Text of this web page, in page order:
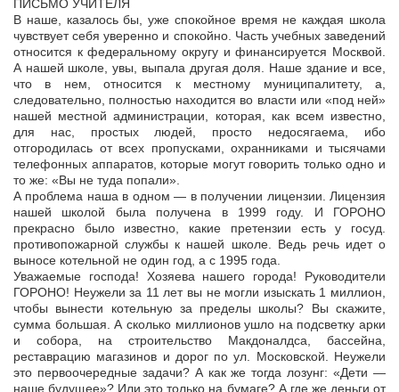
ПИСЬМО УЧИТЕЛЯ
В наше, казалось бы, уже спокойное время не каждая школа
чувствует себя уверенно и спокойно. Часть учебных заведений
относится к федеральному округу и финансируется Москвой.
А нашей школе, увы, выпала другая доля. Наше здание и все,
что в нем, относится к местному муниципалитету, а,
следовательно, полностью находится во власти или «под ней»
нашей местной администрации, которая, как всем известно,
для нас, простых людей, просто недосягаема, ибо
отгородилась от всех пропусками, охранниками и тысячами
телефонных аппаратов, которые могут говорить только одно и
то же: «Вы не туда попали».
А проблема наша в одном — в получении лицензии. Лицензия
нашей школой была получена в 1999 году. И ГОРОНО
прекрасно было известно, какие претензии есть у госуд.
противопожарной службы к нашей школе. Ведь речь идет о
выносе котельной не один год, а с 1995 года.
Уважаемые господа! Хозяева нашего города! Руководители
ГОРОНО! Неужели за 11 лет вы не могли изыскать 1 миллион,
чтобы вынести котельную за пределы школы? Вы скажите,
сумма большая. А сколько миллионов ушло на подсветку арки
и собора, на строительство Макдоналдса, бассейна,
реставрацию магазинов и дорог по ул. Московской. Неужели
это первоочередные задачи? А как же тогда лозунг: «Дети —
наше будущее»? Или это только на бумаге? А где же деньги от